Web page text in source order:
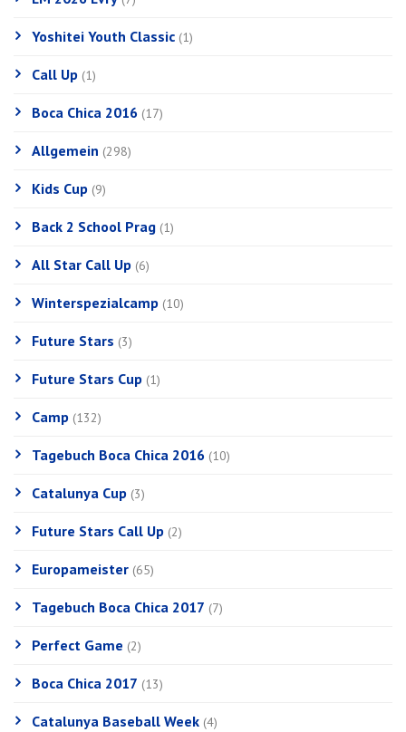
Yoshitei Youth Classic (1)
Call Up (1)
Boca Chica 2016 (17)
Allgemein (298)
Kids Cup (9)
Back 2 School Prag (1)
All Star Call Up (6)
Winterspezialcamp (10)
Future Stars (3)
Future Stars Cup (1)
Camp (132)
Tagebuch Boca Chica 2016 (10)
Catalunya Cup (3)
Future Stars Call Up (2)
Europameister (65)
Tagebuch Boca Chica 2017 (7)
Perfect Game (2)
Boca Chica 2017 (13)
Catalunya Baseball Week (4)